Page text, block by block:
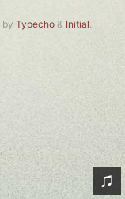
by Typecho& Initial.